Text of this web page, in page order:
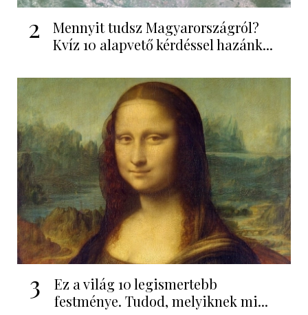
2
Mennyit tudsz Magyarországról?
Kvíz 10 alapvető kérdéssel hazánk...
3
Ez a világ 10 legismertebb
festménye. Tudod, melyiknek mi...